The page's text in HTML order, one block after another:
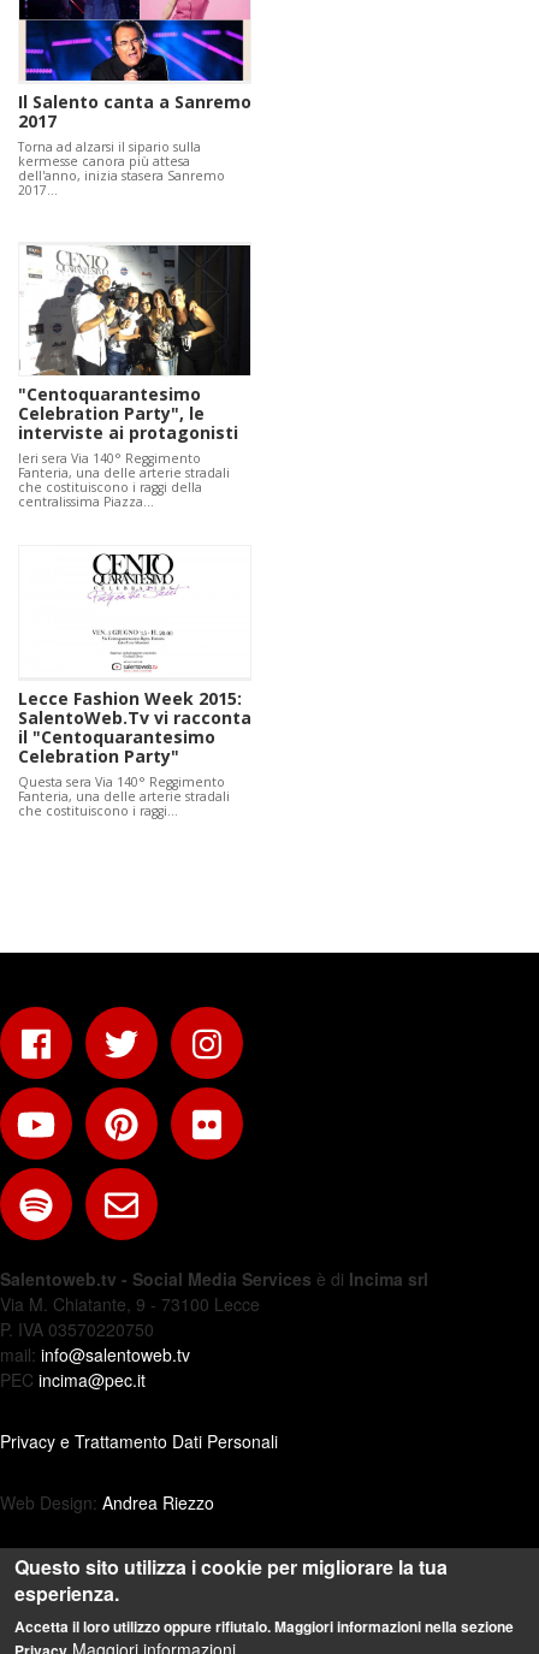
Il Salento canta a Sanremo
2017
Torna ad alzarsi il sipario sulla
kermesse canora più attesa
dell'anno, inizia stasera Sanremo
2017…
"Centoquarantesimo
Celebration Party", le
interviste ai protagonisti
Ieri sera Via 140° Reggimento
Fanteria, una delle arterie stradali
che costituiscono i raggi della
centralissima Piazza…
Lecce Fashion Week 2015:
SalentoWeb.Tv vi racconta
il "Centoquarantesimo
Celebration Party"
Questa sera Via 140° Reggimento
Fanteria, una delle arterie stradali
che costituiscono i raggi…
Salentoweb.tv - Social Media Services è di Incima srl
Via M. Chiatante, 9 - 73100 Lecce
P. IVA 03570220750
mail: info@salentoweb.tv
PEC incima@pec.it
Privacy e Trattamento Dati Personali
Web Design: Andrea Riezzo
Questo sito utilizza i cookie per migliorare la tua
esperienza.
Accetta il loro utilizzo oppure rifiutalo. Maggiori informazioni nella sezione
Maggiori informazioni